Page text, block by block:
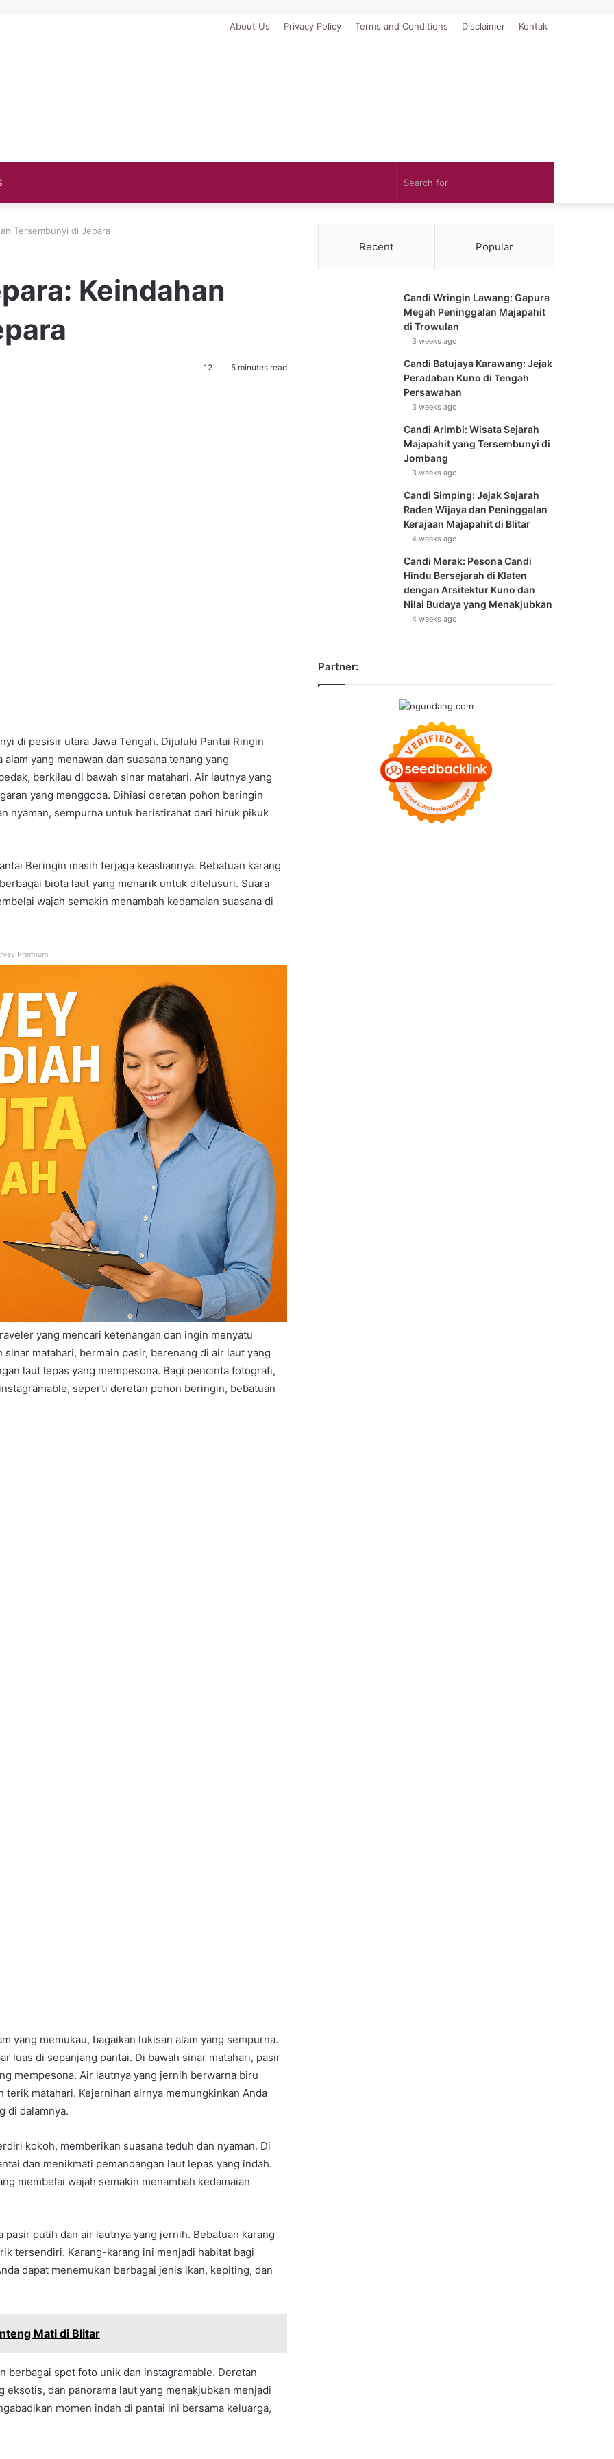
About Us Privacy Policy Terms and Conditions Disclaimer Kontak
for
Tersembunyi di Jepara
Keindahan
12 5 minutes read
di pesisir utara Jawa Tengah. Dijuluki Pantai Ringin
yang menawan dan suasana tenang yang
berkilau di bawah sinar matahari. Air lautnya yang
yang menggoda. Dihiasi deretan pohon beringin
nyaman, sempurna untuk beristirahat dari hiruk pikuk
Beringin masih terjaga keasliannya. Bebatuan karang
biota laut yang menarik untuk ditelusuri. Suara
wajah semakin menambah kedamaian suasana di
Premium
yang mencari ketenangan dan ingin menyatu
matahari, bermain pasir, berenang di air laut yang
laut lepas yang mempesona. Bagi pencinta fotografi,
seperti deretan pohon beringin, bebatuan
yang memukau, bagaikan lukisan alam yang sempurna.
luas di sepanjang pantai. Di bawah sinar matahari, pasir
mempesona. Air lautnya yang jernih berwarna biru
matahari. Kejernihan airnya memungkinkan Anda
di dalamnya.
kokoh, memberikan suasana teduh dan nyaman. Di
dan menikmati pemandangan laut lepas yang indah.
membelai wajah semakin menambah kedamaian
putih dan air lautnya yang jernih. Bebatuan karang
tersendiri. Karang-karang ini menjadi habitat bagi
dapat menemukan berbagai jenis ikan, kepiting, dan
Mati di Blitar
berbagai spot foto unik dan instagramable. Deretan
dan panorama laut yang menakjubkan menjadi
momen indah di pantai ini bersama keluarga,
Recent Popular
Candi Wringin Lawang: Gapura
Megah Peninggalan Majapahit
di Trowulan
3 weeks ago
Candi Batujaya Karawang: Jejak
Peradaban Kuno di Tengah
Persawahan
3 weeks ago
Candi Arimbi: Wisata Sejarah
Majapahit yang Tersembunyi di
Jombang
3 weeks ago
Candi Simping: Jejak Sejarah
Raden Wijaya dan Peninggalan
Kerajaan Majapahit di Blitar
4 weeks ago
Candi Merak: Pesona Candi
Hindu Bersejarah di Klaten
dengan Arsitektur Kuno dan
Nilai Budaya yang Menakjubkan
4 weeks ago
Partner: